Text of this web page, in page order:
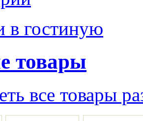
в гостиную
товары
все товары